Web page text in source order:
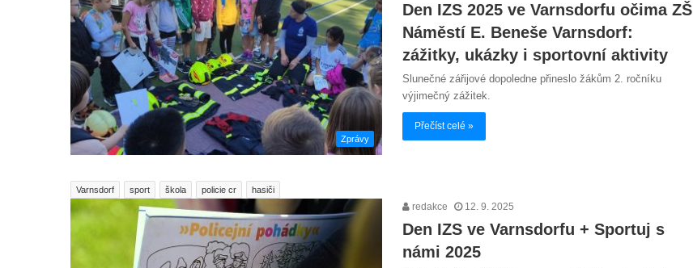
Zprávy
Den IZS 2025 ve Varnsdorfu očima ZŠ
Náměstí E. Beneše Varnsdorf:
zážitky, ukázky i sportovní aktivity
Slunečné zářijové dopoledne přineslo žákům 2. ročníku
výjimečný zážitek.
Přečíst celé »
Varnsdorf sport škola policie cr hasiči
redakce 12. 9. 2025
Den IZS ve Varnsdorfu + Sportuj s
námi 2025